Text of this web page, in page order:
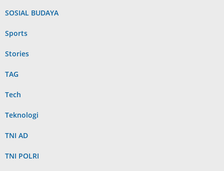
SOSIAL BUDAYA
Sports
Stories
TAG
Tech
Teknologi
TNI AD
TNI POLRI